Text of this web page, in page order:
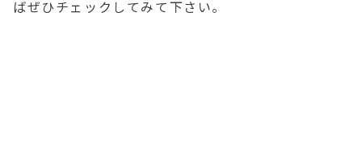
ばぜひチェックしてみて下さい。